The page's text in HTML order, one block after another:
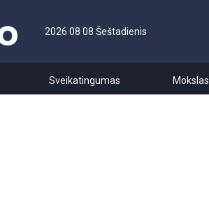
2026 08 08 Šeštadienis
Sveikatingumas Mokslas